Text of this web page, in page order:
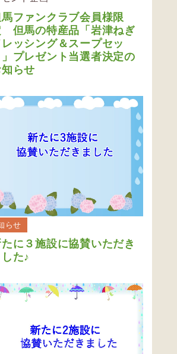
ファンクラブ会員様限
但馬の特産品「岩津ねぎ
ッシング＆スープセッ
プレゼント当選者決定の
らせ
らせ
に３施設に協賛いただき
た♪